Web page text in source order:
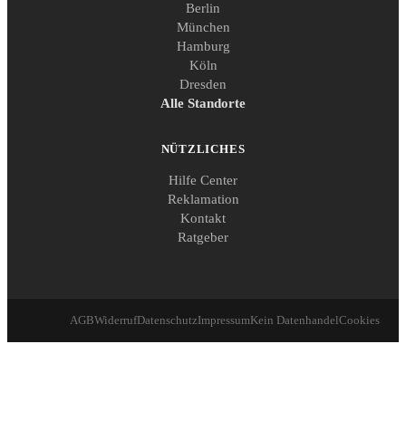
Berlin
München
Hamburg
Köln
Dresden
Alle Standorte
NÜTZLICHES
Hilfe Center
Reklamation
Kontakt
Ratgeber
AGBWiderrufDatenschutzImpressumKein DatenhandelCookies